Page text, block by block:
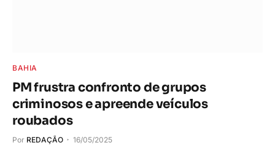
BAHIA
PM frustra confronto de grupos
criminosos e apreende veículos
roubados
Por REDAÇÃO 16/05/2025